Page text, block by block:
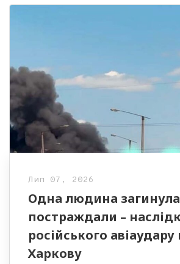
Лип 07, 2026
Одна людина загинула
постраждали –
російського авіаудару
Харкову